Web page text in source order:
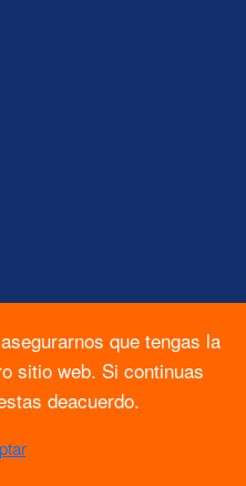
que tengas la
sitio web. Si continuas
deacuerdo.